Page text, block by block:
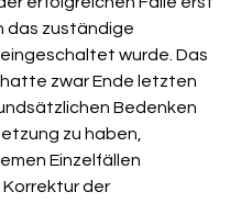
das zuständige
wurde. Das
zwar Ende letzten
Bedenken
zu haben,
Einzelfällen
der